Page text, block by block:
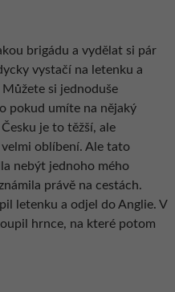
brigádu a vydělat si pár
vystačí na letenku a
si jednoduše
pokud umíte na nějaký
je to těžší, ale
oblíbení. Ale tato
nebýt jednoho mého
právě na cestách.
letenku a odjel do Anglie. V
hrnce, na které potom